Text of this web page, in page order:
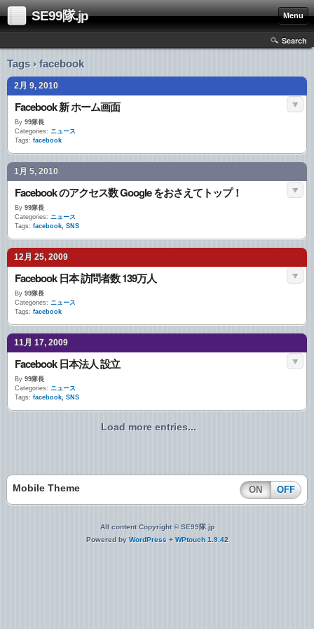
SE99隊.jp Menu
Search
Tags › facebook
2月 9, 2010
Facebook 新 ホーム画面
By 99隊長
Categories: ニュース
Tags: facebook
1月 5, 2010
Facebook のアクセス数 Google をおさえてトップ！
By 99隊長
Categories: ニュース
Tags: facebook, SNS
12月 25, 2009
Facebook 日本 訪問者数 139万人
By 99隊長
Categories: ニュース
Tags: facebook
11月 17, 2009
Facebook 日本法人 設立
By 99隊長
Categories: ニュース
Tags: facebook, SNS
Load more entries...
Mobile Theme ON OFF
All content Copyright © SE99隊.jp
Powered by WordPress + WPtouch 1.9.42